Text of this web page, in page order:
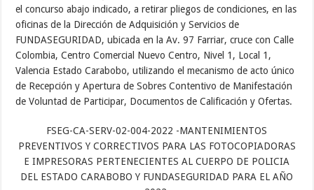
el concurso abajo indicado, a retirar pliegos de condiciones, en las
oficinas de la Dirección de Adquisición y Servicios de
FUNDASEGURIDAD, ubicada en la Av. 97 Farriar, cruce con Calle
Colombia, Centro Comercial Nuevo Centro, Nivel 1, Local 1,
Valencia Estado Carabobo, utilizando el mecanismo de acto único
de Recepción y Apertura de Sobres Contentivo de Manifestación
de Voluntad de Participar, Documentos de Calificación y Ofertas.
FSEG-CA-SERV-02-004-2022 -MANTENIMIENTOS
PREVENTIVOS Y CORRECTIVOS PARA LAS FOTOCOPIADORAS
E IMPRESORAS PERTENECIENTES AL CUERPO DE POLICIA
DEL ESTADO CARABOBO Y FUNDASEGURIDAD PARA EL AÑO